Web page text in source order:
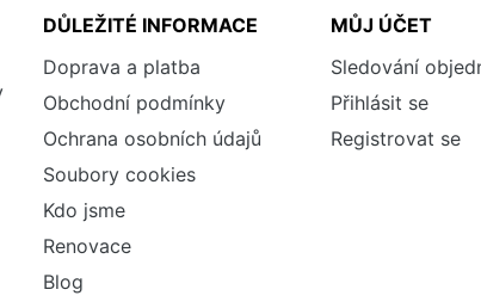
DŮLEŽITÉ INFORMACE
Doprava a platba
Obchodní podmínky
Ochrana osobních údajů
Soubory cookies
Kdo jsme
Renovace
Blog
MŮJ ÚČET
Sledování
Přihlásit se
Registrovat se